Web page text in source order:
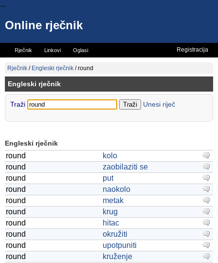
...
Online rječnik
Rječnik Linkovi Oglasi
Vicevi Mini rječnik
Registracija
Rječnik / Engleski rječnik /round
Engleski rječnik
Traži Unesi riječ
Engleski rječnik
round
kolo
round
zaobilaziti se
round
put
round
naokolo
round
metak
round
krug
round
hitac
round
okružiti
round
upotpuniti
round
kruženje